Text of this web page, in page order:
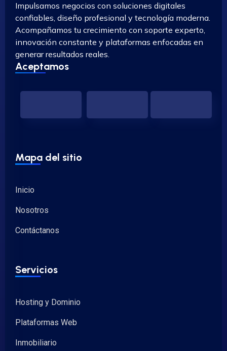
Impulsamos negocios con soluciones digitales
confiables, diseño profesional y tecnología moderna.
Acompañamos tu crecimiento con soporte experto,
innovación constante y plataformas enfocadas en
generar resultados reales.
Aceptamos
Mapa del sitio
Inicio
Nosotros
Contáctanos
Servicios
Hosting y Dominio
Plataformas Web
Inmobiliario